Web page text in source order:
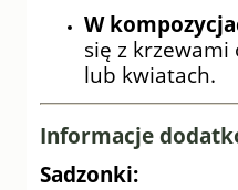
W
się z krzewami
lub kwiatach.
Informacje
Sadzonki: